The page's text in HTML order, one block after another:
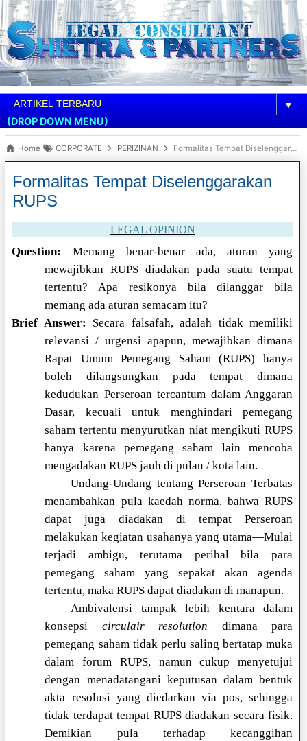
▼
(DROP DOWN MENU)
Home CORPORATE PERIZINAN Formalitas Tempat Diselenggarakan RUPS
Formalitas Tempat Diselenggarakan
RUPS
LEGAL OPINION
Question:
Memang benar-benar ada, aturan yang
mewajibkan RUPS diadakan pada suatu tempat
tertentu? Apa resikonya bila dilanggar bila
memang ada aturan semacam itu?
Brief Answer: Secara falsafah, adalah tidak memiliki
relevansi / urgensi apapun, mewajibkan dimana
Rapat Umum Pemegang Saham (RUPS) hanya
boleh dilangsungkan pada tempat dimana
kedudukan Perseroan tercantum dalam Anggaran
Dasar, kecuali untuk menghindari pemegang
saham tertentu menyurutkan niat mengikuti RUPS
hanya karena pemegang saham lain mencoba
mengadakan RUPS jauh di pulau / kota lain.
Undang-Undang tentang Perseroan Terbatas
menambahkan pula kaedah norma, bahwa RUPS
dapat juga diadakan di tempat Perseroan
melakukan kegiatan usahanya yang utama—Mulai
terjadi ambigu, terutama perihal bila para
pemegang saham yang sepakat akan agenda
tertentu, maka RUPS dapat diadakan di manapun.
Ambivalensi tampak lebih kentara dalam
konsepsi circulair resolution dimana para
pemegang saham tidak perlu saling bertatap muka
dalam forum RUPS, namun cukup menyetujui
dengan menadatangani keputusan dalam bentuk
akta resolusi yang diedarkan via pos, sehingga
tidak terdapat tempat RUPS diadakan secara fisik.
Demikian pula terhadap kecanggihan